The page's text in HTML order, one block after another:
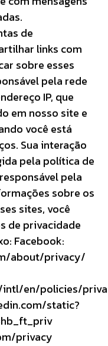
de
links com
sobre esses
pela rede
IP, que
em nosso site e
você está
Sua interação
pela política de
pela
sobre os
sites, você
de privacidade
Facebook:
about/privacy/
intl/en/policies/
static?
privacy